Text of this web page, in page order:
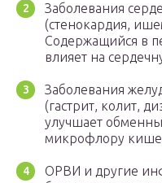
Заболевания
(стенокардия,
Содержащийся в
влияет на
Заболевания
(гастрит, колит,
улучшает
микрофлору
ОРВИ и другие